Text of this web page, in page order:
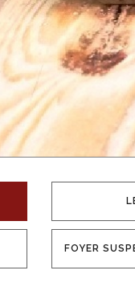
FOYER